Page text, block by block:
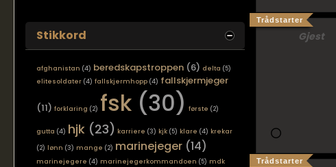
Gjest
Trådstarter
Trådstarter
Stikkord
afghanistan (4) beredskapstroppen (6) delta (5)
elitesoldater (4) fallskjermhopp (4) fallskjermjeger
(11) forklaring (2) fsk (30) første (2)
gutta (4) hjk (23) karriere (3) kjk (5) klare (4) krekar
(2) lønn (3) mange (2) marinejeger (14)
marinejegere (4) marinejegerkommandoen (5) mdk